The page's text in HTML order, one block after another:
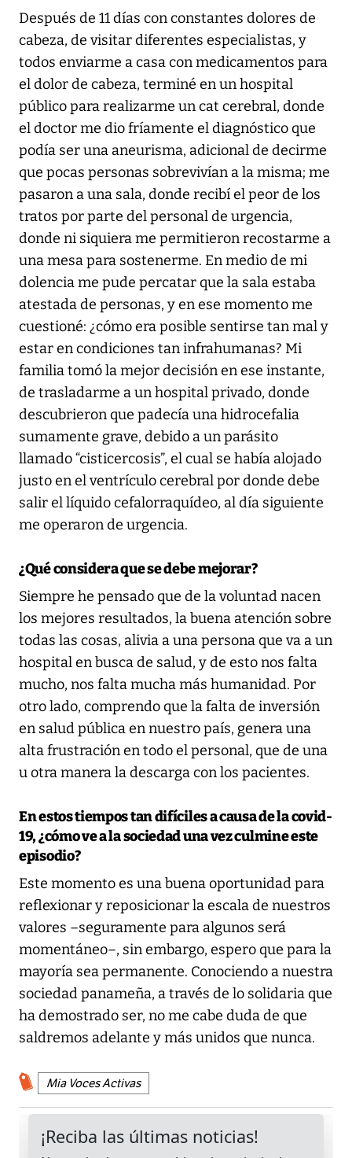
Después de 11 días con constantes dolores de
cabeza, de visitar diferentes especialistas, y
todos enviarme a casa con medicamentos para
el dolor de cabeza, terminé en un hospital
público para realizarme un cat cerebral, donde
el doctor me dio fríamente el diagnóstico que
podía ser una aneurisma, adicional de decirme
que pocas personas sobrevivían a la misma; me
pasaron a una sala, donde recibí el peor de los
tratos por parte del personal de urgencia,
donde ni siquiera me permitieron recostarme a
una mesa para sostenerme. En medio de mi
dolencia me pude percatar que la sala estaba
atestada de personas, y en ese momento me
cuestioné: ¿cómo era posible sentirse tan mal y
estar en condiciones tan infrahumanas? Mi
familia tomó la mejor decisión en ese instante,
de trasladarme a un hospital privado, donde
descubrieron que padecía una hidrocefalia
sumamente grave, debido a un parásito
llamado “cisticercosis”, el cual se había alojado
justo en el ventrículo cerebral por donde debe
salir el líquido cefalorraquídeo, al día siguiente
me operaron de urgencia.
¿Qué considera que se debe mejorar?
Siempre he pensado que de la voluntad nacen
los mejores resultados, la buena atención sobre
todas las cosas, alivia a una persona que va a un
hospital en busca de salud, y de esto nos falta
mucho, nos falta mucha más humanidad. Por
otro lado, comprendo que la falta de inversión
en salud pública en nuestro país, genera una
alta frustración en todo el personal, que de una
u otra manera la descarga con los pacientes.
En estos tiempos tan difíciles a causa de la covid-
19, ¿cómo ve a la sociedad una vez culmine este
episodio?
Este momento es una buena oportunidad para
reflexionar y reposicionar la escala de nuestros
valores –seguramente para algunos será
momentáneo–, sin embargo, espero que para la
mayoría sea permanente. Conociendo a nuestra
sociedad panameña, a través de lo solidaria que
ha demostrado ser, no me cabe duda de que
saldremos adelante y más unidos que nunca.
Mia Voces Activas